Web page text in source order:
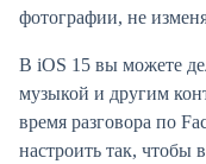
фотографии, не
В iOS 15 вы можете
музыкой и другим
время разговора по
настроить так, чтобы